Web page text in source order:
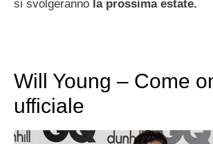
si svolgeranno la prossima estate.
Will Young – Come
ufficiale